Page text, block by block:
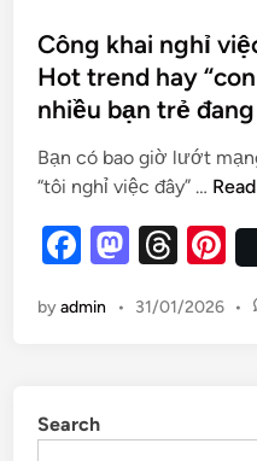
Công khai nghỉ
Hot trend hay
nhiều bạn trẻ
Bạn có bao giờ lướt
“tôi nghỉ việc đây” …
F
c
o
M
to
n
T
e
s
Pi
byadmin • 31/01/2026 •
Search